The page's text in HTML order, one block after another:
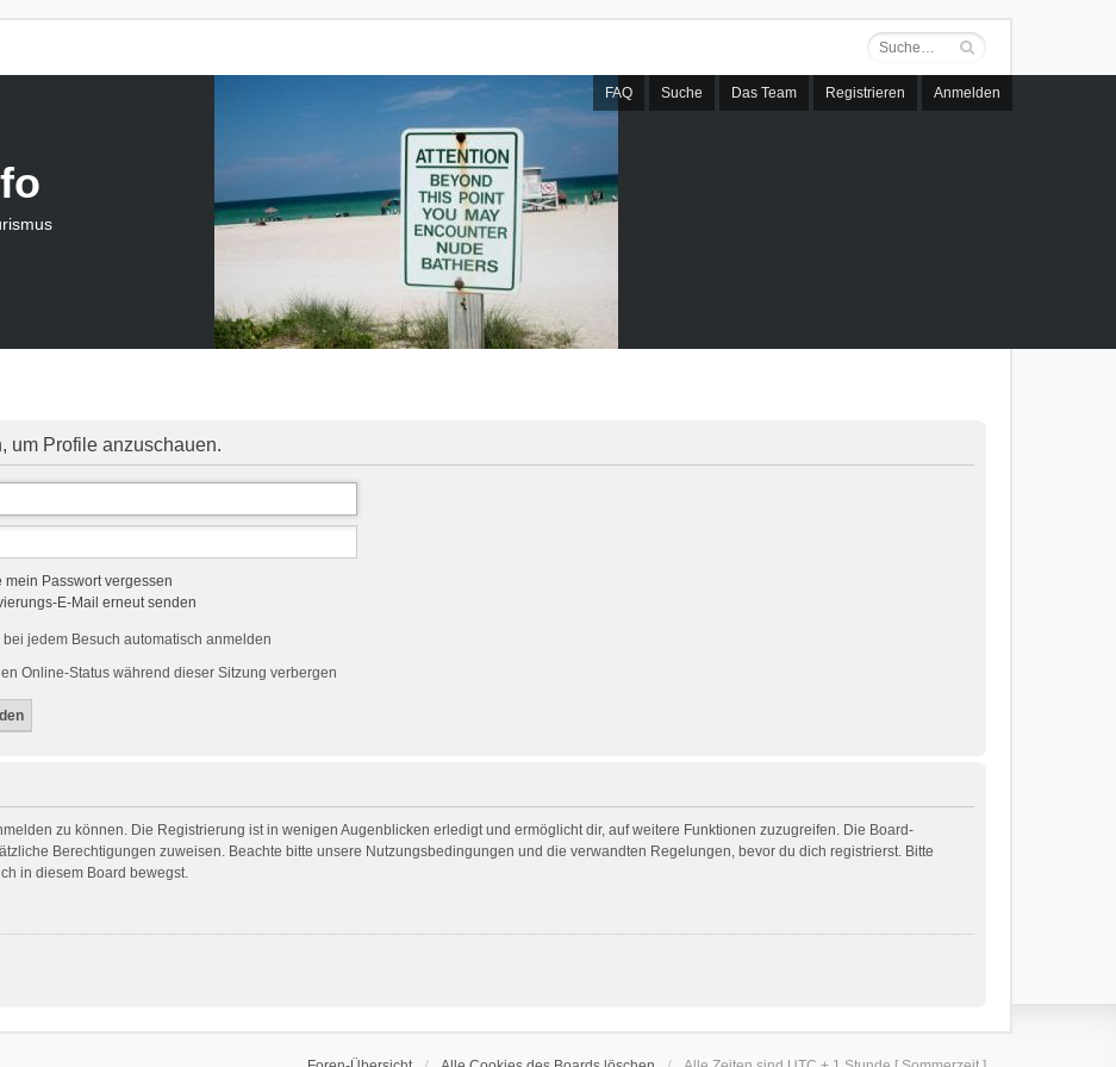
FAQ Suche Das Team Registrieren Anmelden
um Profile anzuschauen.
mein Passwort vergessen
E-Mail erneut senden
bei jedem Besuch automatisch anmelden
Online-Status während dieser Sitzung verbergen
zu können. Die Registrierung ist in wenigen Augenblicken erledigt und ermöglicht dir, auf weitere Funktionen zuzugreifen. Die Board-
Berechtigungen zuweisen. Beachte bitte unsere Nutzungsbedingungen und die verwandten Regelungen, bevor du dich registrierst. Bitte
in diesem Board bewegst.